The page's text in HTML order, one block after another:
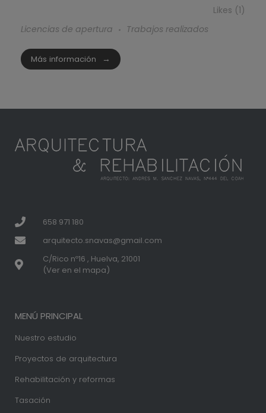
Likes (1)
Licencias de apertura
Trabajos realizados
Más información
658 971 180
arquitecto.snavas@gmail.com
C/Rico nº16 , Huelva, 21001
(Ver en el mapa)
MENÚ PRINCIPAL
Nuestro estudio
Proyectos de arquitectura
Rehabilitación y reformas
Tasación